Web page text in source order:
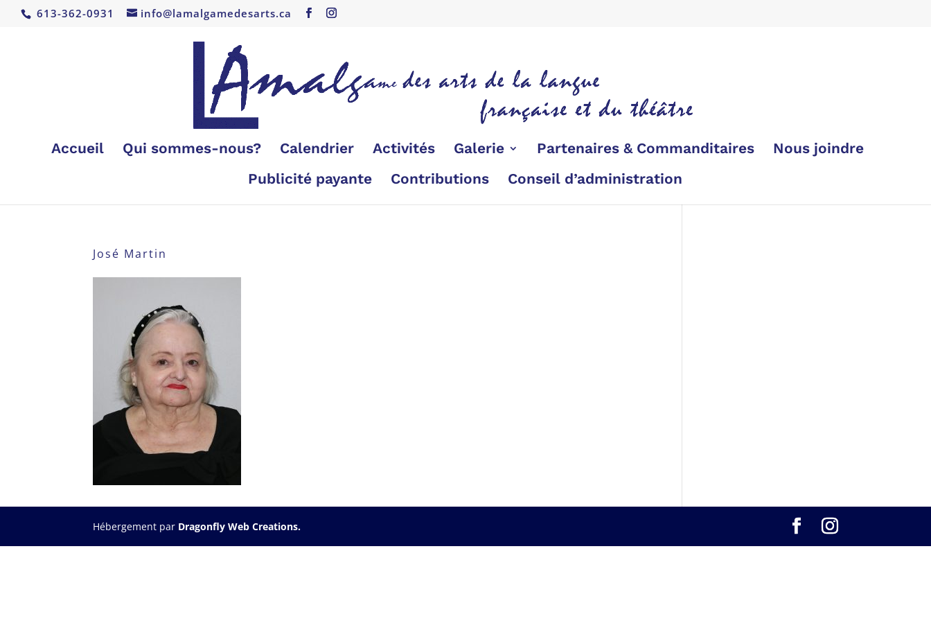
613-362-0931 info@lamalgamedesarts.ca
Accueil Qui sommes-nous? Calendrier Activités Galerie Partenaires & Commanditaires
Nous joindre
Publicité payante
Contributions Conseil d’administration
José Martin
Hébergement par Dragonfly Web Creations.